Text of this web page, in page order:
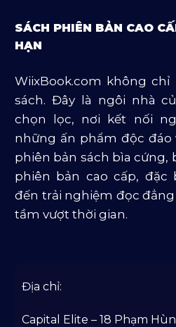
Sách Tôn Giáo
Truyện Và Tiểu
Văn Học Và Lịch Sử
SÁCH PHIÊN BẢN CAO
HẠN
WiixBook.com không
sách. Đây là ngôi nhà
chọn lọc, nơi kết nối
những ấn phẩm độc đáo
phiên bản sách bìa cứng,
phiên bản cao cấp, đặc
đến trải nghiệm đọc
tầm vượt thời gian.
Địa chỉ:
Capital Elite – 18 Phạm